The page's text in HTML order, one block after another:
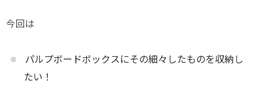
今回は
パルプボードボックスにその細々したものを収納し
たい！